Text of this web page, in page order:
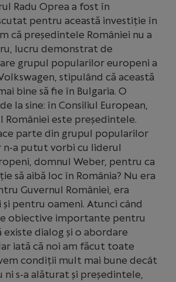
Radu Oprea a fost în
pentru această investiție în
că președintele României nu a
lucru demonstrat de
grupul popularilor europeni a
stipulând că această
bine să fie în Bulgaria. O
la sine: în Consiliul European,
este președintele.
parte din grupul popularilor
n-a putut vorbi cu liderul
domnul Weber, pentru ca
să aibă loc în România? Nu era
Guvernul României, era
pentru oameni. Atunci când
obiective importante pentru
existe dialog și o abordare
iată că noi am făcut toate
condiții mult mai bune decât
ni s-a alăturat și președintele,